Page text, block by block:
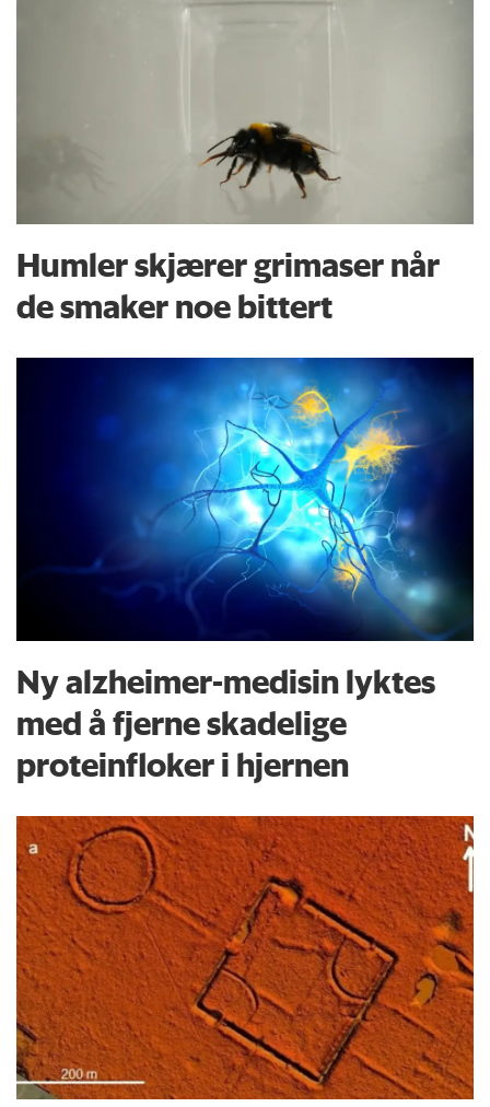
Humler skjærer grimaser når
de smaker noe bittert
Ny alzheimer-medisin lyktes
med å fjerne skadelige
proteinfloker i hjernen